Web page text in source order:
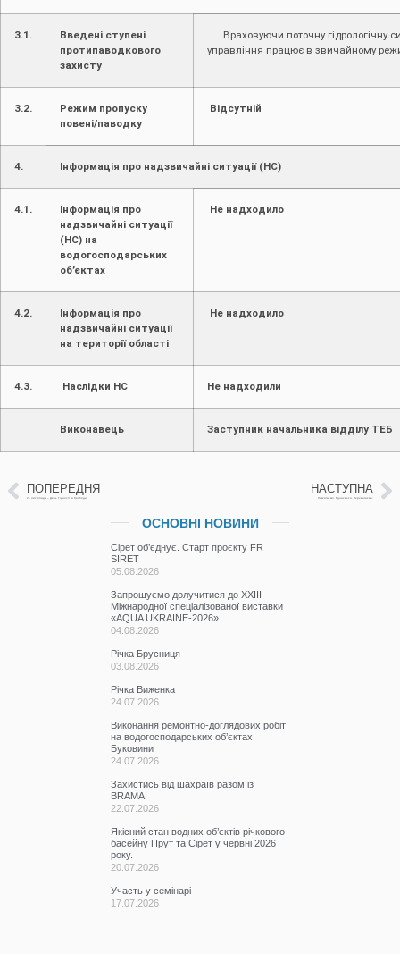
3.1.
Введені ступені
протипаводкового
захисту
Враховуючи поточну гідрологічну
управління працює в звичайному
3.2.
Режим пропуску
повені/паводку
Відсутній
4. Інформація про надзвичайні ситуації (НС)
4.1.
Інформація про
надзвичайні ситуації
(НС) на
водогосподарських
об’єктах
Не надходило
4.2.
Інформація про
надзвичайні ситуації
на території області
Не надходило
4.3. Наслідки НС Не надходили
Виконавець Заступник начальника відділу
ПОПЕРЕДНЯ
21 листопада – День Гідності та Свободи.
НАСТУПНА
Пам’ятаємо. Єднаємося. Перемагаємо.
ОСНОВНІ НОВИНИ
Сірет об’єднує. Старт проєкту FR
SIRET
05.08.2026
Запрошуємо долучитися до ХХІІІ
Міжнародної спеціалізованої виставки
«AQUA UKRAINE-2026».
04.08.2026
Річка Брусниця
03.08.2026
Річка Виженка
24.07.2026
Виконання ремонтно-доглядових робіт
на водогосподарських об’єктах
Буковини
24.07.2026
Захистись від шахраїв разом із
BRAMA!
22.07.2026
Якісний стан водних об’єктів річкового
басейну Прут та Сірет у червні 2026
року.
20.07.2026
Участь у семінарі
17.07.2026